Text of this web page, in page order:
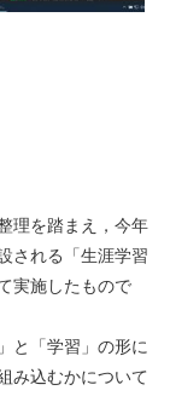
理を踏まえ，今年
される「生涯学習
実施したもので
と「学習」の形に
み込むかについて